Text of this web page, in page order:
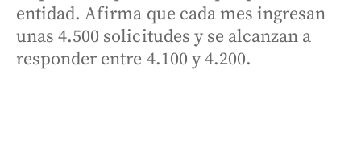
entidad. Afirma que cada mes ingresan
unas 4.500 solicitudes y se alcanzan a
responder entre 4.100 y 4.200.